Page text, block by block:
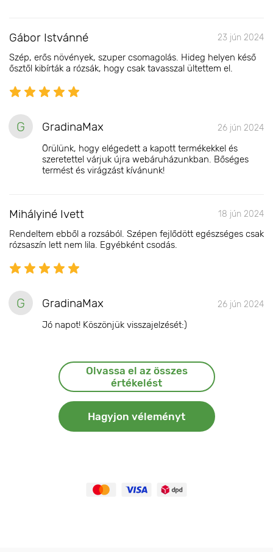
Gábor Istvánné 23 jún 2024
Szép, erős növények, szuper csomagolás. Hideg helyen késő
ősztől kibírták a rózsák, hogy csak tavasszal ültettem el.
G GradinaMax 26 jún 2024
Örülünk, hogy elégedett a kapott termékekkel és
szeretettel várjuk újra webáruházunkban. Bőséges
termést és virágzást kívánunk!
Mihályiné Ivett 18 jún 2024
Rendeltem ebből a rozsából. Szépen fejlődött egészséges csak
rózsaszín lett nem lila. Egyébként csodás.
G GradinaMax 26 jún 2024
Jó napot! Köszönjük visszajelzését:)
Olvassa el az összes
értékelést
Hagyjon véleményt